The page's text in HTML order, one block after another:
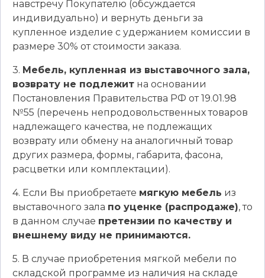
навстречу Покупателю (обсуждается
индивидуально) и вернуть деньги за
купленное изделие с удержанием комиссии в
размере 30% от стоимости заказа.
3. Мебель, купленная из выставочного зала,
возврату не подлежит на основании
Постановления Правительства РФ от 19.01.98
№55 (перечень непродовольственных товаров
надлежащего качества, не подлежащих
возврату или обмену на аналогичный товар
других размера, формы, габарита, фасона,
расцветки или комплектации).
4. Если Вы приобретаете мягкую мебель из
выставочного зала по уценке (распродаже), то
в данном случае претензии по качеству и
внешнему виду не принимаются.
5. В случае приобретения мягкой мебели по
складской программе из наличия на складе